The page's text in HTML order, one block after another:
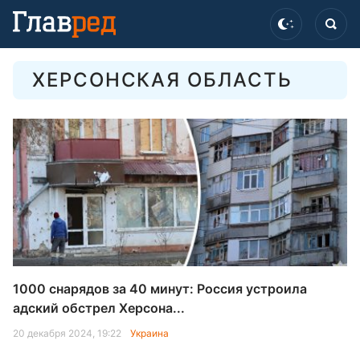
ХЕРСОНСКАЯ ОБЛАСТЬ
1000 снарядов за 40 минут: Россия устроила
адский обстрел Херсона...
20 декабря 2024, 19:22 Украина